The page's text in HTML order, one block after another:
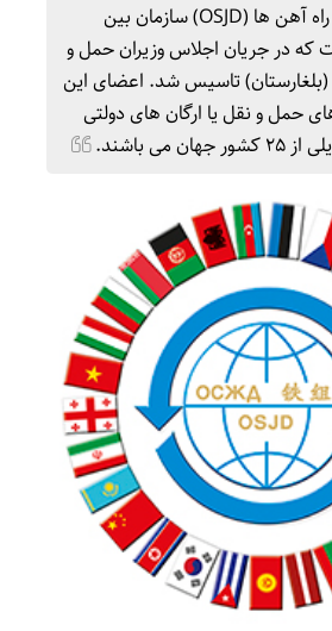
سازمان همکاری راه آهن ها (OSJD) سازمان بین
در جریان اجلاس وزیران حمل و
تاسیس شد. اعضای این
حمل و نقل یا ارگان های دولتی
باشند.